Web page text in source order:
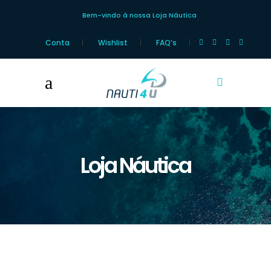
Bem-vindo à nossa Loja Náutica
Conta Wishlist FAQ’s
Loja Náutica